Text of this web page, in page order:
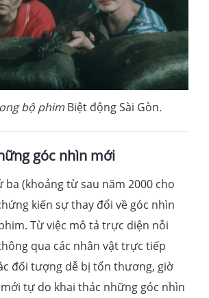
bộ phim Biệt động Sài Gòn.
góc nhìn mới
ba (khoảng từ sau năm 2000 cho
kiến sự thay đổi về góc nhìn
Từ việc mô tả trực diện nỗi
qua các nhân vật trực tiếp
đối tượng dễ bị tổn thương, giờ
tự do khai thác những góc nhìn